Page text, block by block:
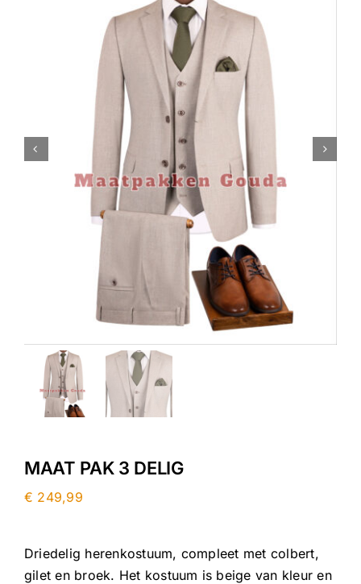
 
MAAT PAK 3 DELIG
€ 249,99
Driedelig herenkostuum, compleet met colbert,
gilet en broek. Het kostuum is beige van kleur en